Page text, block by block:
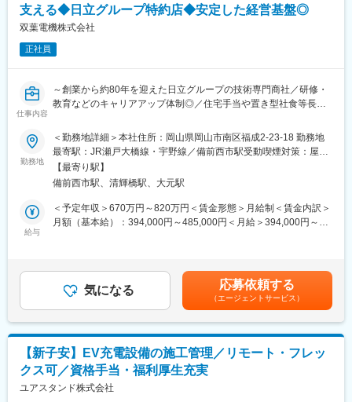
■当社の特徴
・当社は110年以上の歴史を持つ、プラント設備の専門商社であ
する社会インフラ設備や民間企業の工場設備などの施工管理から
維持管理まで一連の業務を手掛けています。特に公共事業は安定
・商社機能を生かし電気・機械設備ともに多数のトップクラスメ
ーカーとの取引があり、施工に関しては各メーカーの全面協力体
始め排水ポンプ施設、揚水ポンプ施設など当社が納入した実績が
多数あり、安定した収益を確保しています。
変更の範囲：会社の定める業務
支える◆日立グループ特約店◆安定した経営基盤◎
双葉電機株式会社
正社員
仕事内容
～創業から約80年を迎えた日立グループの技術専門商社／研修・
教育などのキャリアアップ体制◎／住宅手当や置き型社食等長期
■業務内容：
施工管理業務及び設計積算業務をご担当いただきます。
◇空調・換気・冷温水等の管工事メイン
◇建築物省エネに関わる設計・施工管理業務
■業務詳細：
【顧客】全部署（製造業・建設業）のお客様、一元顧客、販売店
【取り扱う商材】空調・換気・冷温水等
【エリア】国内（岡山県中心）もしくは海外（タイ中心）にてご
対応いただきます。海外では、元請の現場を案件ごとにご対応い
■部署全体の業務の流れ：
（1）営業経由の問い合わせに対して案件の概要を確認します
（2）要求される仕様や能力を図面へと落とし込み、設計をしてい
勤務地
＜勤務地詳細＞本社住所：岡山県岡山市南区福成2-23-18 勤務地
最寄駅：JR瀬戸大橋線・宇野線／備前西市駅受動喫煙対策：屋内
全面禁煙
【最寄り駅】
備前西市駅、清輝橋駅、大元駅
給与
＜予定年収＞670万円～820万円＜賃金形態＞月給制＜賃金内訳＞
月額（基本給）：394,000円～485,000円＜月給＞394,000円～
月）賃金はあくまでも目安の金額であり、選考を通じて上下する
可能性があります。月給(月額)は固定手当を含めた表記です。
気になる 応募依頼する
（エージェントサービス）
【新子安】EV充電設備の施工管理／リモート・フレッ
クス可／資格手当・福利厚生充実
ユアスタンド株式会社